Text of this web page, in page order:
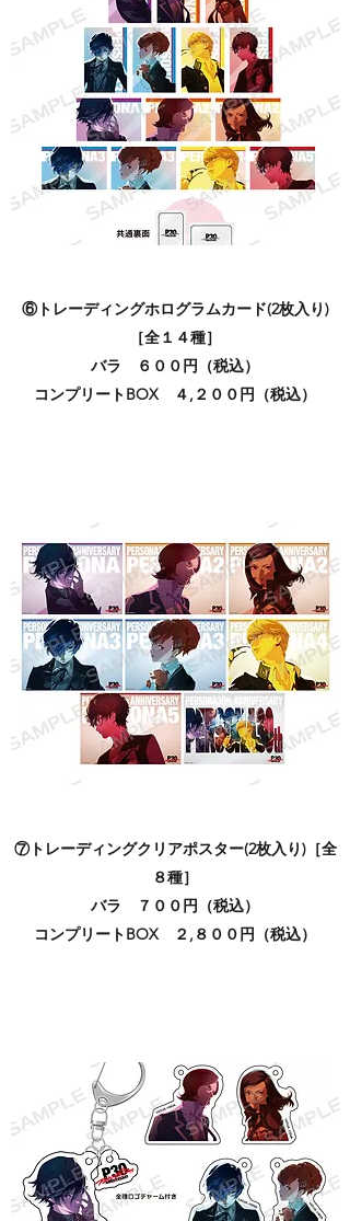
⑥トレーディングホログラムカード(2枚入り)
［全１４種］
バラ ６００円（税込）
コンプリートBOX ４,２００円（税込）
⑦トレーディングクリアポスター(2枚入り)［全
８種］
バラ ７００円（税込）
コンプリートBOX ２,８００円（税込）